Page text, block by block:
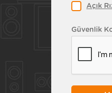
Açık
Güvenlik